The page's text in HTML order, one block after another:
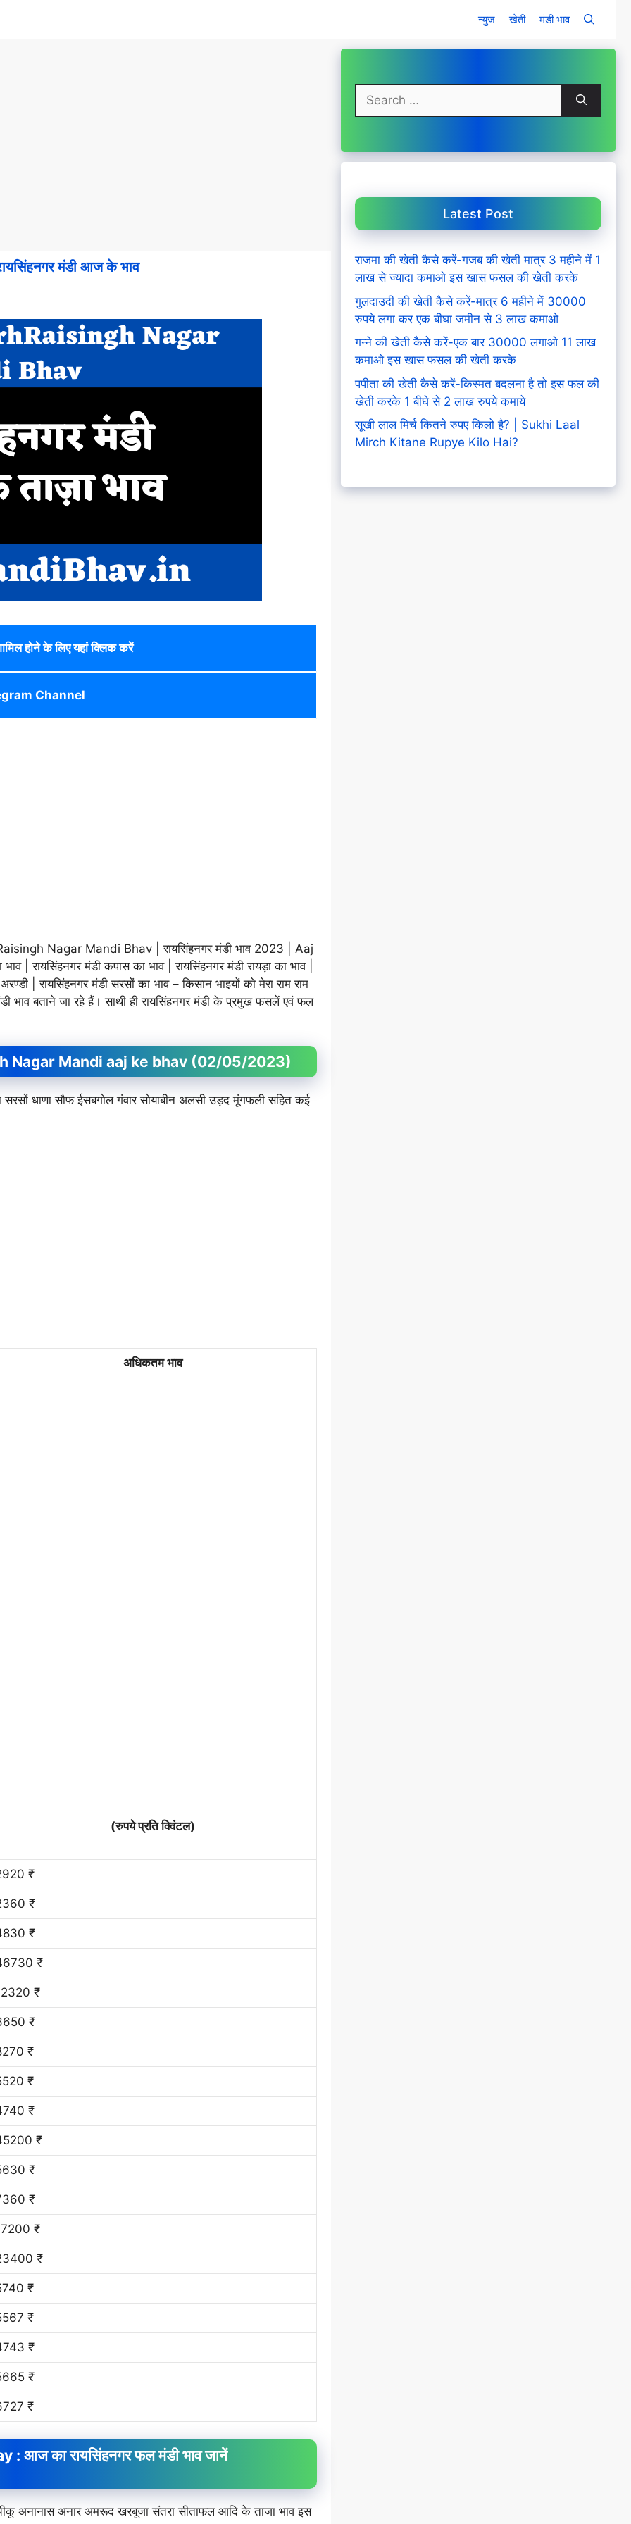
न्युज खेती मंडी भाव
मंडी आज के भाव
होने के लिए यहां क्लिक करें
Channel
Nagar Mandi Bhav | रायसिंहनगर मंडी भाव 2023 | Aaj
रायसिंहनगर मंडी कपास का भाव | रायसिंहनगर मंडी रायड़ा का भाव |
| रायसिंहनगर मंडी सरसों का भाव – किसान भाइयों को मेरा राम राम
बताने जा रहे हैं। साथी ही रायसिंहनगर मंडी के प्रमुख फसलें एवं फल
Nagar Mandi aaj ke bhav (02/05/2023)
धाणा सौफ ईसबगोल गंवार सोयाबीन अलसी उड़द मूंगफली सहित कई
अधिकतम भाव
(रुपये प्रति क्विंटल)
₹
₹
₹
₹
₹
₹
₹
₹
₹
₹
₹
₹
₹
₹
₹
₹
₹
₹
₹
: आज का रायसिंहनगर फल मंडी भाव जानें
अनार अमरूद खरबूजा संतरा सीताफल आदि के ताजा भाव इस
Search
for:
Latest Post
राजमा की खेती कैसे करें-गजब की खेती मात्र 3 महीने में 1
लाख से ज्यादा कमाओ इस खास फसल की खेती करके
गुलदाउदी की खेती कैसे करें-मात्र 6 महीने में 30000
रुपये लगा कर एक बीघा जमीन से 3 लाख कमाओ
गन्ने की खेती कैसे करें-एक बार 30000 लगाओ 11 लाख
कमाओ इस खास फसल की खेती करके
पपीता की खेती कैसे करें-किस्मत बदलना है तो इस फल की
खेती करके 1 बीघे से 2 लाख रुपये कमाये
सूखी लाल मिर्च कितने रुपए किलो है? | Sukhi Laal
Mirch Kitane Rupye Kilo Hai?